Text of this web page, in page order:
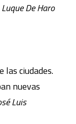
De Haro
las ciudades.
nuevas
Luis